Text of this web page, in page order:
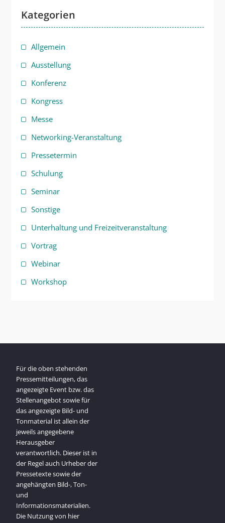
Kategorien
Allgemein
Ausstellung
Konferenz
Kongress
Messe
Networking-Veranstaltung
Pressetermin
Schulung
Seminar
Sonstige
Unterhaltung und Freizeitveranstaltung
Vortrag
Webinar
Workshop
Für die oben stehenden
Pressemitteilungen, das
angezeigte Event bzw. das
Stellenangebot sowie für
das angezeigte Bild- und
Tonmaterial ist allein der
jeweils angegebene
Herausgeber
verantwortlich. Dieser ist in
der Regel auch Urheber der
Pressetexte sowie der
angehängten Bild-, Ton-
und
Informationsmaterialien.
Die Nutzung von hier